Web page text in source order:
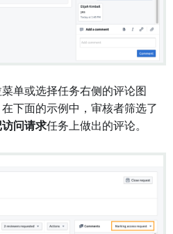
单或选择任务右侧的评论图
下面的示例中，审核者筛选了
问请求任务上做出的评论。